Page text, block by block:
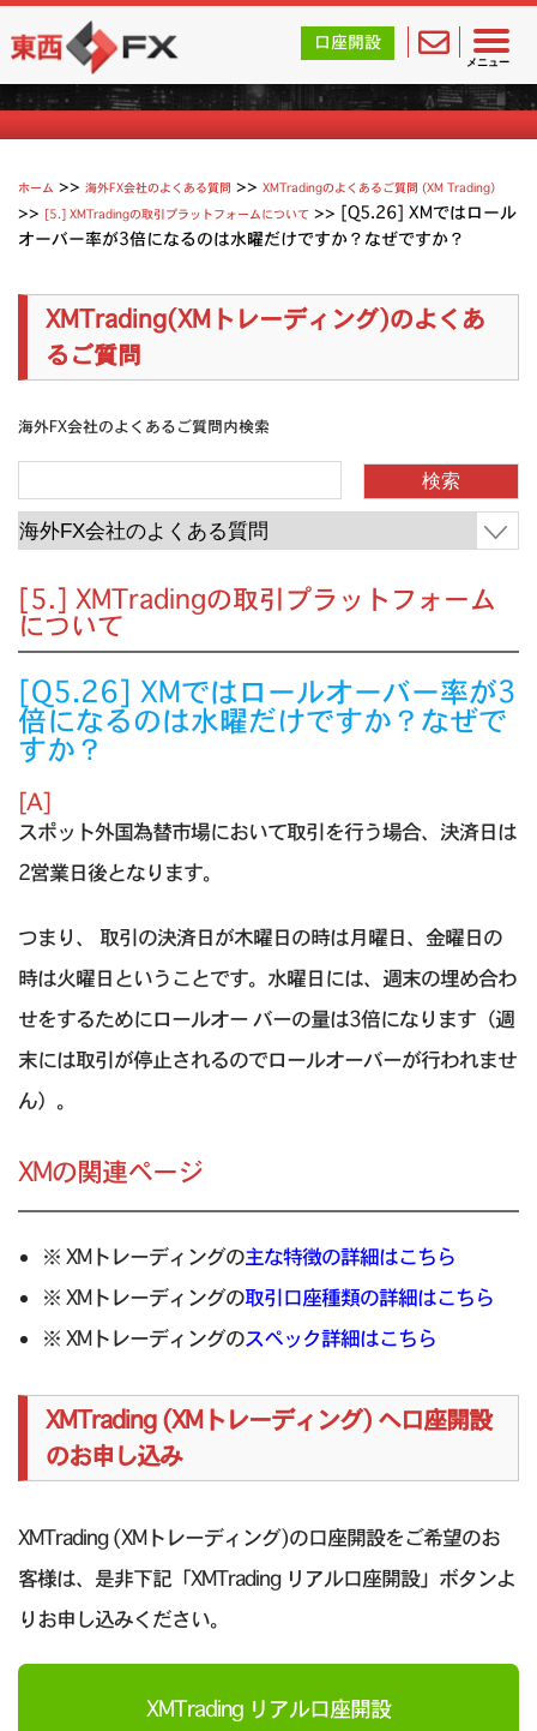
メニュー
東西FX｜海外FX会社（ブローカー）の無料口座開設サポ
口座開設
XMTradingのよくあるご質問
ホーム >>海外FX会社のよくある質問 >>XMTradingのよくあるご質問 (XM Trading）
>> [5.] XMTradingの取引プラットフォームについて >> [Q5.26] XMではロール
オーバー率が3倍になるのは水曜だけですか？なぜですか？
XMTrading(XMトレーディング)のよくあ
るご質問
海外FX会社のよくあるご質問内検索
[5.] XMTradingの取引プラットフォーム
について
[Q5.26] XMではロールオーバー率が3
倍になるのは水曜だけですか？なぜで
すか？
[A]
スポット外国為替市場において取引を行う場合、決済日は
2営業日後となります。
つまり、 取引の決済日が木曜日の時は月曜日、金曜日の
時は火曜日ということです。水曜日には、週末の埋め合わ
せをするためにロールオー バーの量は3倍になります（週
末には取引が停止されるのでロールオーバーが行われませ
ん）。
XMの関連ページ
※ XMトレーディングの主な特徴の詳細はこちら
※ XMトレーディングの取引口座種類の詳細はこちら
※ XMトレーディングのスペック詳細はこちら
XMTrading (XMトレーディング) へ口座開設
のお申し込み
XMTrading (XMトレーディング)の口座開設をご希望のお
客様は、是非下記「XMTrading リアル口座開設」ボタンよ
りお申し込みください。
XMTrading リアル口座開設